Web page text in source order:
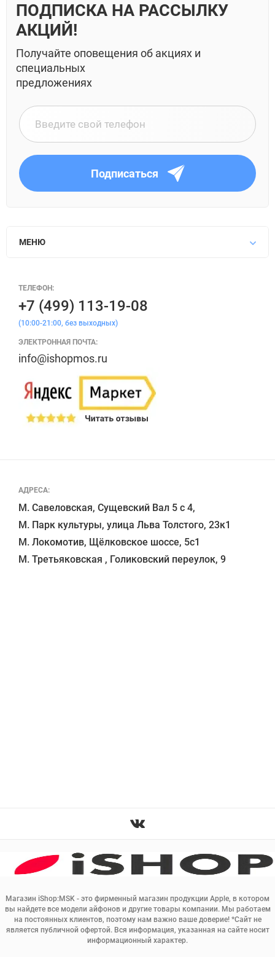
ПОДПИСКА НА РАССЫЛКУ
АКЦИЙ!
Получайте оповещения об акциях и
специальных
предложениях
Подписаться
Магазин iShop:MSK - это фирменный магазин продукции Apple, в котором
вы найдете все модели айфонов и другие товары компании. Мы работаем
на постоянных клиентов, поэтому нам важно ваше доверие! *Сайт не
является публичной офертой. Вся информация, указанная на сайте носит
информационный характер.
МЕНЮ
АДРЕСА:
М. Савеловская, Сущевский Вал 5 с 4,
М. Парк культуры, улица Льва Толстого, 23к1
М. Локомотив, Щёлковское шоссе, 5с1
ТЕЛЕФОН:
+7 (499) 113-19-08
(10:00-21:00, без выходных)
ЭЛЕКТРОННАЯ ПОЧТА:
info@ishopmos.ru